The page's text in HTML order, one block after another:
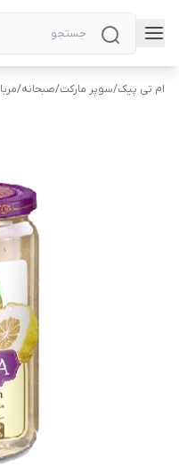
ام تی پیک/سوپر مارکت/صبحانه/مربا